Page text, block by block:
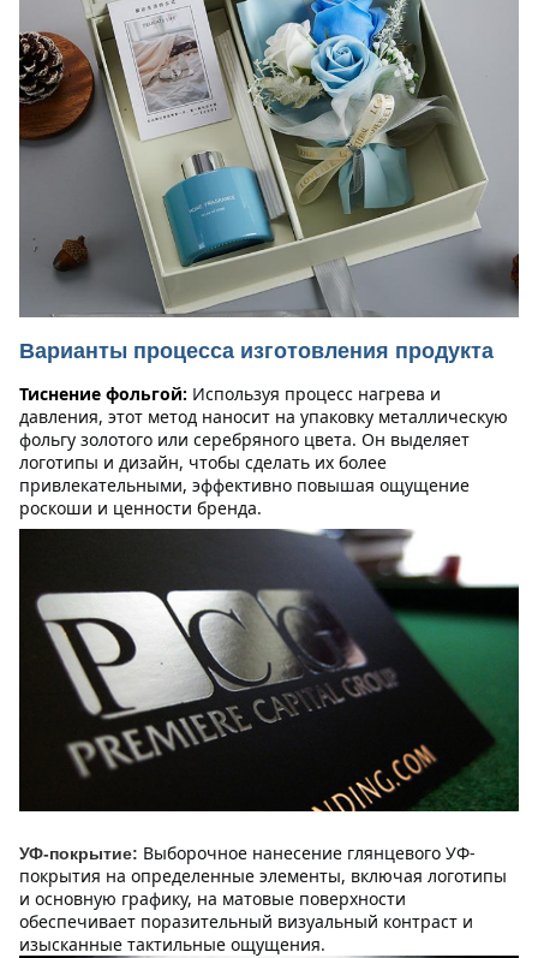
Варианты процесса изготовления продукта
Тиснение фольгой: Используя процесс нагрева и
давления, этот метод наносит на упаковку металлическую
фольгу золотого или серебряного цвета. Он выделяет
логотипы и дизайн, чтобы сделать их более
привлекательными, эффективно повышая ощущение
роскоши и ценности бренда.
УФ-покрытие: Выборочное нанесение глянцевого УФ-
покрытия на определенные элементы, включая логотипы
и основную графику, на матовые поверхности
обеспечивает поразительный визуальный контраст и
изысканные тактильные ощущения.